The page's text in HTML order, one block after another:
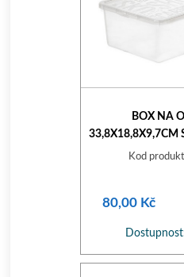
BOX NA
33,8X18,8X9,7CM
Kod
80,00 Kč